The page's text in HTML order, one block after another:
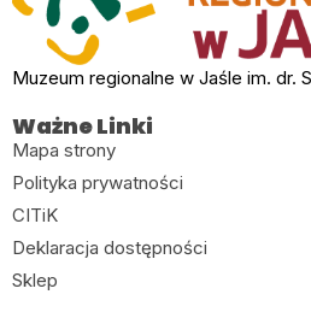
Muzeum regionalne w Jaśle im. dr.
Ważne Linki
Mapa strony
Polityka prywatności
CITiK
Deklaracja dostępności
Sklep